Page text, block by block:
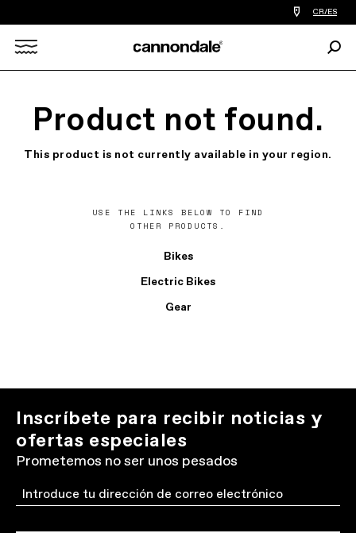
Encontrar
tiedas
bicicletas
de
CR/ES
Product not found.
This product is not currently available in your region.
USE THE LINKS BELOW TO FIND
OTHER PRODUCTS.
Bikes
Electric Bikes
Gear
Inscríbete para recibir noticias y
ofertas especiales
Prometemos no ser unos pesados
Email